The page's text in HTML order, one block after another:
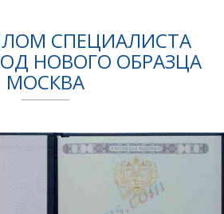
СПЕЦИАЛИСТА
НОВОГО ОБРАЗЦА
МОСКВА